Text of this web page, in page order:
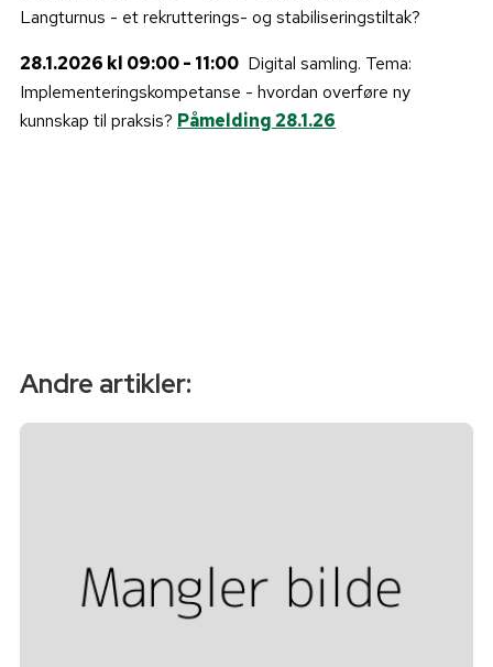
Langturnus - et rekrutterings- og stabiliseringstiltak?
28.1.2026 kl 09:00 - 11:00 Digital samling. Tema:
Implementeringskompetanse - hvordan overføre ny
kunnskap til praksis? Påmelding 28.1.26
Andre artikler: